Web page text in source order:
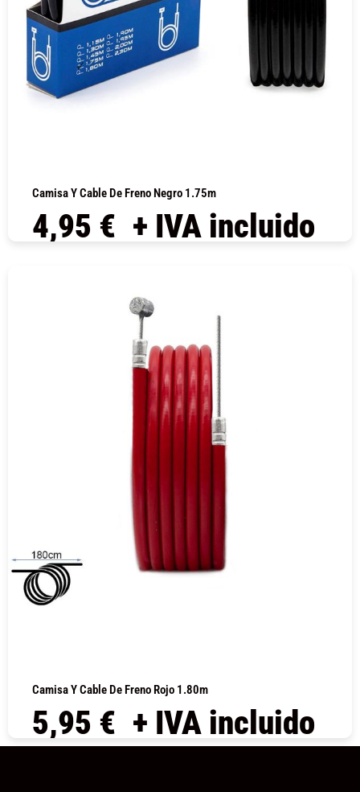
Camisa Y Cable De Freno Negro 1.75m
4,95 € + IVA incluido
Camisa Y Cable De Freno Rojo 1.80m
5,95 € + IVA incluido